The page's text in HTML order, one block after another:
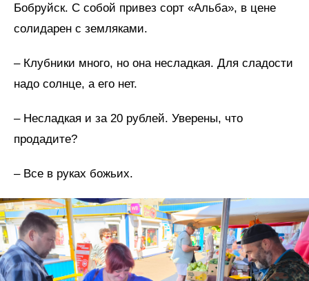
Бобруйск. С собой привез сорт «Альба», в цене
солидарен с земляками.
– Клубники много, но она несладкая. Для сладости
надо солнце, а его нет.
– Несладкая и за 20 рублей. Уверены, что
продадите?
– Все в руках божьих.